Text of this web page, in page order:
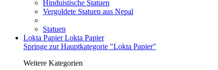
Hinduistische Statuen
Vergoldete Statuen aus Nepal
Statuen
Lokta PapierLokta Papier
Springe zur Hauptkategorie "Lokta Papier"
Weitere Kategorien